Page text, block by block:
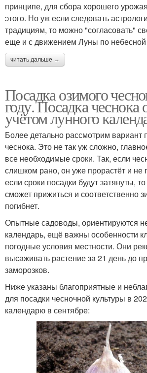
принципе, для сбора хорошего
этого. Но уж если следовать
традициям, то можно "согласовать"
еще и с движением Луны по
читать дальше →
Посадка озимого
году. Посадка чеснока
учётом лунного
Более детально рассмотрим вариант
чеснока. Это не так уж сложно,
все необходимые сроки. Так, если
слишком рано, он уже прорастёт и не
если сроки посадки будут затянуты,
сможет прижиться и соответственно
погибнет.
Опытные садоводы, ориентируются
календарь, ещё важны особенности
погодные условия местности. Они
высаживать растение за 21 день до
заморозков.
Ниже указаны благоприятные и
для посадки чесночной культуры в
календарю в сентябре: